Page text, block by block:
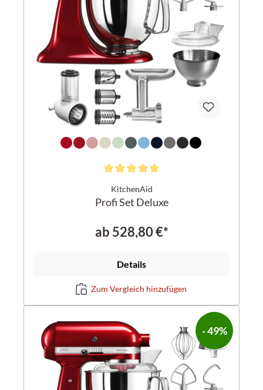
KitchenAid
Profi Set Deluxe
ab 528,80 €*
Details
Zum Vergleich hinzufügen
- 49%